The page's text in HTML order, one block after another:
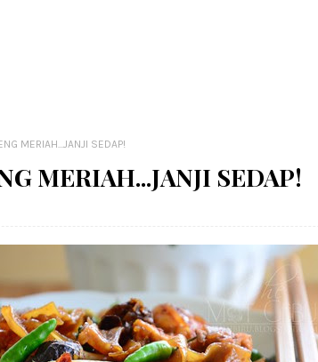
MERIAH...JANJI SEDAP!
MERIAH...JANJI SEDAP!